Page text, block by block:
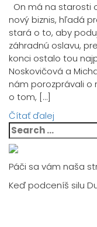
On má na starosti
nový biznis, hľadá
stará o to, aby
záhradnú oslavu,
konci ostalo tou
Noskovičová a
nám porozprávali o
o tom, […]
Čítať ďalej
Search
for:
Páči sa vám naša
Keď podceníš silu